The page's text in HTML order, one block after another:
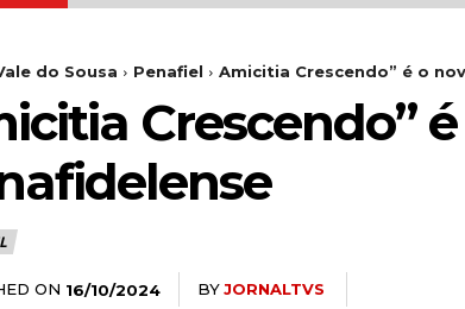
do Sousa Penafiel Amicitia Crescendo” é o
Crescendo”
ON 16/10/2024 BYJORNALTVS